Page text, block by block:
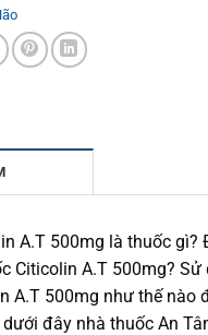
A.T 500mg là thuốc gì?
Citicolin A.T 500mg? Sử
A.T 500mg như thế nào
đây nhà thuốc An